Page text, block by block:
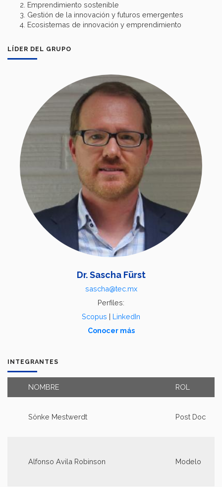
Emprendimiento sostenible
Gestión de la innovación y futuros emergentes
Ecosistemas de innovación y emprendimiento
LÍDER DEL GRUPO
Dr. Sascha Fürst
sascha@tec.mx
Perfiles:
Scopus | LinkedIn
Conocer más
INTEGRANTES
NOMBRE ROL
Sönke Mestwerdt Post Doc
Alfonso Avila Robinson Modelo